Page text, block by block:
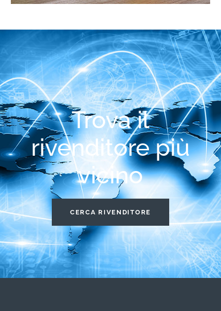
Trova il
rivenditore più
vicino
CERCA RIVENDITORE